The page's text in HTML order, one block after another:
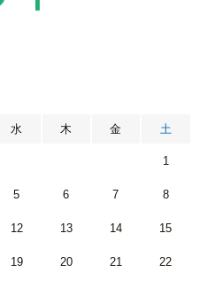
水 木 金 土
1
5 6 7 8
12 13 14 15
19 20 21 22